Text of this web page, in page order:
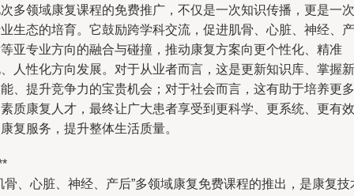
多领域康复课程的免费推广，不仅是一次知识传播，更是一次
生态的培育。它鼓励跨学科交流，促进肌骨、心脏、神经、产
亚专业方向的融合与碰撞，推动康复方案向更个性化、精准
人性化方向发展。对于从业者而言，这是更新知识库、掌握新
、提升竞争力的宝贵机会；对于社会而言，这有助于培养更多
质康复人才，最终让广大患者享受到更科学、更系统、更有效
复服务，提升整体生活质量。
骨、心脏、神经、产后”多领域康复免费课程的推出，是康复技